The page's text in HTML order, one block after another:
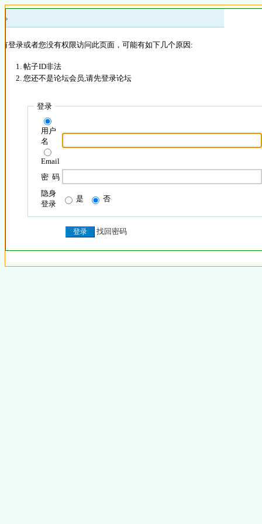
»
登录或者您没有权限访问此页面，可能有如下几个原因:
帖子ID非法
您还不是论坛会员,请先登录论坛
登录
用户
名
Email
密 码
隐身
登录
是 否
找回密码